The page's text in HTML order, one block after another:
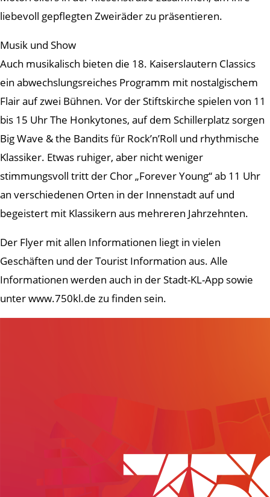
liebevoll gepflegten Zweiräder zu präsentieren.
Musik und Show
Auch musikalisch bieten die 18. Kaiserslautern Classics
ein abwechslungsreiches Programm mit nostalgischem
Flair auf zwei Bühnen. Vor der Stiftskirche spielen von 11
bis 15 Uhr The Honkytones, auf dem Schillerplatz sorgen
Big Wave & the Bandits für Rock’n’Roll und rhythmische
Klassiker. Etwas ruhiger, aber nicht weniger
stimmungsvoll tritt der Chor „Forever Young“ ab 11 Uhr
an verschiedenen Orten in der Innenstadt auf und
begeistert mit Klassikern aus mehreren Jahrzehnten.
Der Flyer mit allen Informationen liegt in vielen
Geschäften und der Tourist Information aus. Alle
Informationen werden auch in der Stadt-KL-App sowie
unter www.750kl.de zu finden sein.